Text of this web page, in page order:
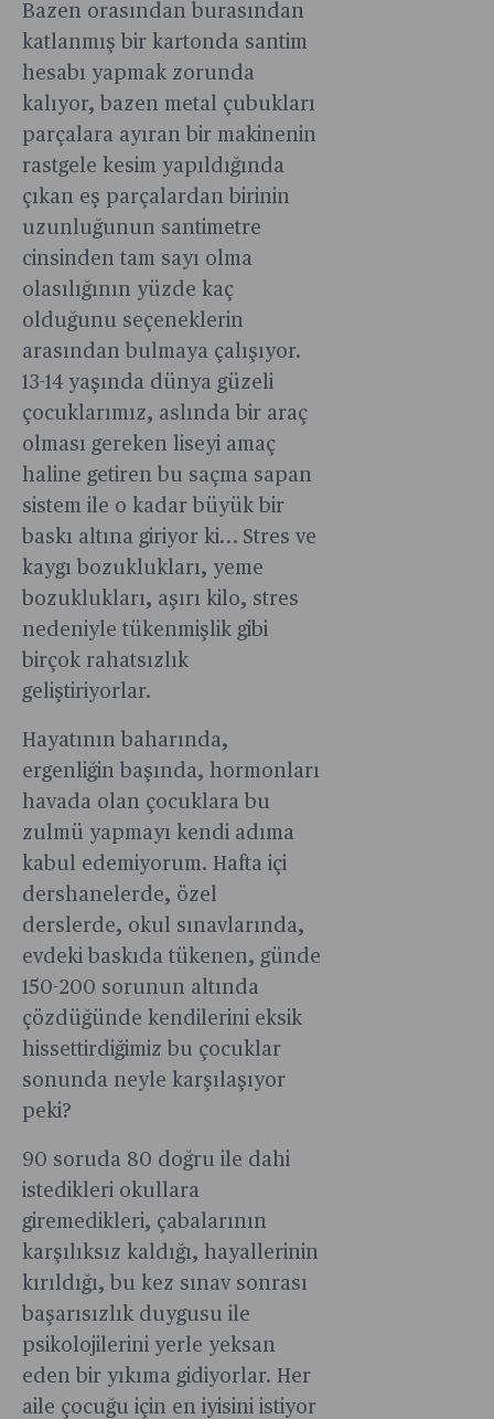
Bazen orasından burasından
katlanmış bir kartonda santim
hesabı yapmak zorunda
kalıyor, bazen metal çubukları
parçalara ayıran bir makinenin
rastgele kesim yapıldığında
çıkan eş parçalardan birinin
uzunluğunun santimetre
cinsinden tam sayı olma
olasılığının yüzde kaç
olduğunu seçeneklerin
arasından bulmaya çalışıyor.
13-14 yaşında dünya güzeli
çocuklarımız, aslında bir araç
olması gereken liseyi amaç
haline getiren bu saçma sapan
sistem ile o kadar büyük bir
baskı altına giriyor ki… Stres ve
kaygı bozuklukları, yeme
bozuklukları, aşırı kilo, stres
nedeniyle tükenmişlik gibi
birçok rahatsızlık
geliştiriyorlar.
Hayatının baharında,
ergenliğin başında, hormonları
havada olan çocuklara bu
zulmü yapmayı kendi adıma
kabul edemiyorum. Hafta içi
dershanelerde, özel
derslerde, okul sınavlarında,
evdeki baskıda tükenen, günde
150-200 sorunun altında
çözdüğünde kendilerini eksik
hissettirdiğimiz bu çocuklar
sonunda neyle karşılaşıyor
peki?
90 soruda 80 doğru ile dahi
istedikleri okullara
giremedikleri, çabalarının
karşılıksız kaldığı, hayallerinin
kırıldığı, bu kez sınav sonrası
başarısızlık duygusu ile
psikolojilerini yerle yeksan
eden bir yıkıma gidiyorlar. Her
aile çocuğu için en iyisini istiyor